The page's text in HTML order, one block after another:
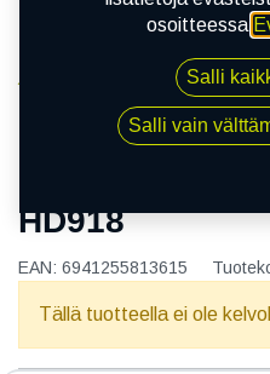
165/65R14
HD918
EAN: 6941255813615
Tällä tuotteella ei ole
osoitteessa
Salli
Salli vain